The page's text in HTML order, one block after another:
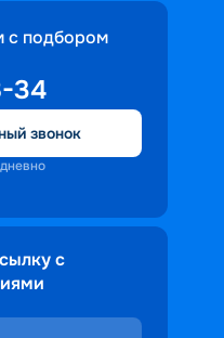
с подбором
34
звонок
с